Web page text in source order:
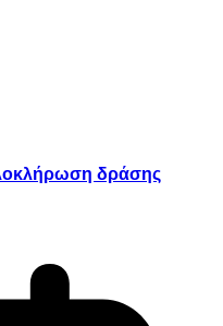
δράσης